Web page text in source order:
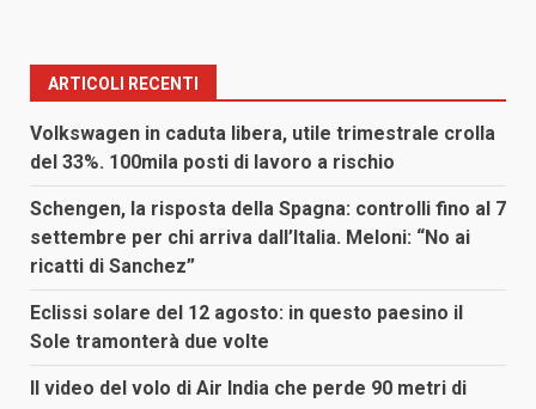
ARTICOLI RECENTI
Volkswagen in caduta libera, utile trimestrale crolla
del 33%. 100mila posti di lavoro a rischio
Schengen, la risposta della Spagna: controlli fino al 7
settembre per chi arriva dall’Italia. Meloni: “No ai
ricatti di Sanchez”
Eclissi solare del 12 agosto: in questo paesino il
Sole tramonterà due volte
Il video del volo di Air India che perde 90 metri di